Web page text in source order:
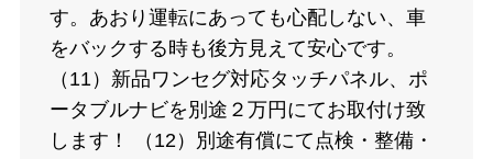
す。あおり運転にあっても心配しない、車
をバックする時も後方見えて安心です。
（11）新品ワンセグ対応タッチパネル、ポ
ータブルナビを別途２万円にてお取付け致
します！ （12）別途有償にて点検・整備・